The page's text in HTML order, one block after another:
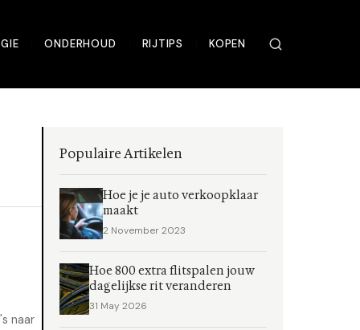
ONDERHOUD RIJTIPS KOPEN
naar
Populaire Artikelen
Hoe je je auto verkoopklaar
maakt
2 November 2023
Hoe 800 extra flitspalen jouw
dagelijkse rit veranderen
31 May 2026